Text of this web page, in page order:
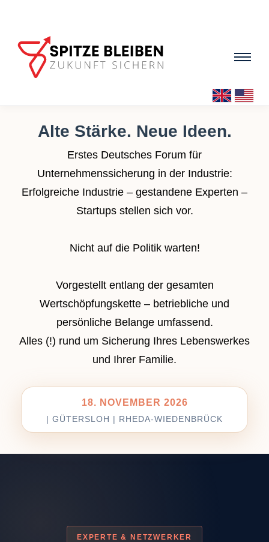
Profil & Engagement
Video-Vorstellung
Cannobe
BESUCHERANMELDUNG
MITWIRKENDE
Startups
Workshops
Alte Stärke. Neue Ideen.
Erstes Deutsches Forum für
Unternehmenssicherung in der Industrie:
Erfolgreiche Industrie – gestandene Experten –
Startups stellen sich vor.
Nicht auf die Politik warten!
Vorgestellt entlang der gesamten
Wertschöpfungskette – betriebliche und
persönliche Belange umfassend.
Alles (!) rund um Sicherung Ihres Lebenswerkes
und Ihrer Familie.
18. NOVEMBER 2026
| GÜTERSLOH | RHEDA-WIEDENBRÜCK
EXPERTE & NETZWERKER